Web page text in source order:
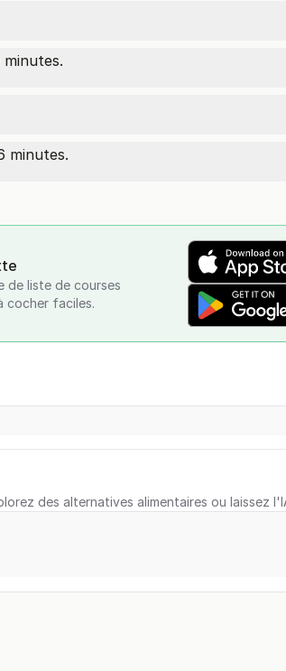
minutes.
minutes.
de liste de courses
cocher faciles.
des alternatives alimentaires ou laissez